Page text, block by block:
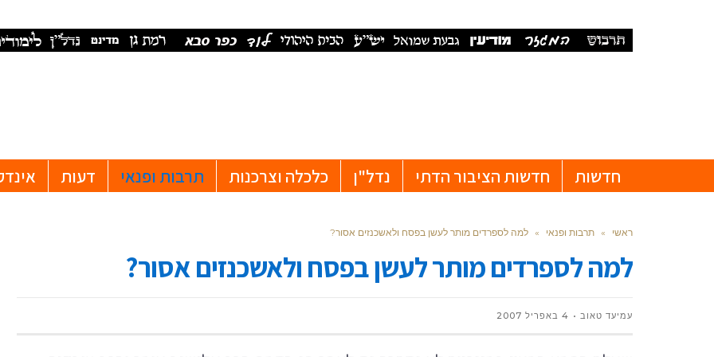
חדשות חדשות הציבור הדתי נדל"ן כלכלה וצרכנות תרבות ופנאי דעות
ראשי » תרבות ופנאי » למה לספרדים מותר לעשן בפסח ולאשכנזים אסור?
למה לספרדים מותר לעשן בפסח ולאשכנזים אסור?
עמיעד טאוב 4 באפריל 2007